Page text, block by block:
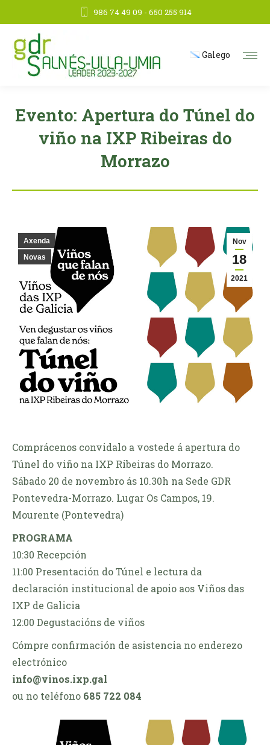
986 74 49 09 - 650 255 914
Galego
Evento: Apertura do Túnel do
viño na IXP Ribeiras do
Morrazo
Nov
18
2021
Axenda
Novas
Comprácenos convidalo a vostede á apertura do
Túnel do viño na IXP Ribeiras do Morrazo.
Sábado 20 de novembro ás 10.30h na Sede GDR
Pontevedra-Morrazo. Lugar Os Campos, 19.
Mourente (Pontevedra)
PROGRAMA
10:30 Recepción
11:00 Presentación do Túnel e lectura da
declaración institucional de apoio aos Viños das
IXP de Galicia
12:00 Degustacións de viños
Cómpre confirmación de asistencia no enderezo
electrónico
info@vinos.ixp.gal
ou no teléfono 685 722 084